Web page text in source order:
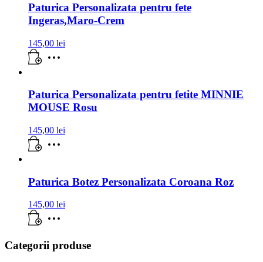
Paturica Personalizata pentru fete
Ingeras,Maro-Crem
145,00 lei
Paturica Personalizata pentru fetite MINNIE
MOUSE Rosu
145,00 lei
Paturica Botez Personalizata Coroana Roz
145,00 lei
Categorii produse